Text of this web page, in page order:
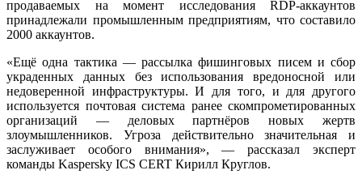
продаваемых на момент исследования RDP-аккаунтов
принадлежали промышленным предприятиям, что составило
2000 аккаунтов.
«Ещё одна тактика — рассылка фишинговых писем и сбор
украденных данных без использования вредоносной или
недоверенной инфраструктуры. И для того, и для другого
используется почтовая система ранее скомпрометированных
организаций — деловых партнёров новых жертв
злоумышленников. Угроза действительно значительная и
заслуживает особого внимания», — рассказал эксперт
команды Kaspersky ICS CERT Кирилл Круглов.